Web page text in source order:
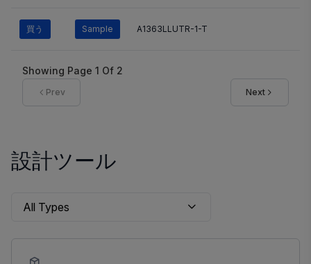
買う Sample A1363LLUTR-1-T
Showing Page 1 Of 2
Prev Next
設計ツール